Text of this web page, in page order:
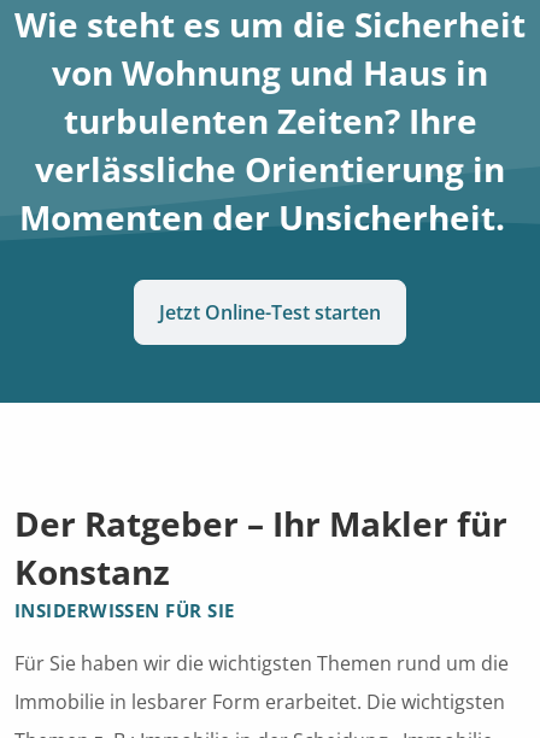
Wie steht es um die Sicherheit
von Wohnung und Haus in
turbulenten Zeiten? Ihre
verlässliche Orientierung in
Momenten der Unsicherheit.
Jetzt Online-Test starten
Der Ratgeber – Ihr Makler für
Konstanz
INSIDERWISSEN FÜR SIE
Für Sie haben wir die wichtigsten Themen rund um die
Immobilie in lesbarer Form erarbeitet. Die wichtigsten